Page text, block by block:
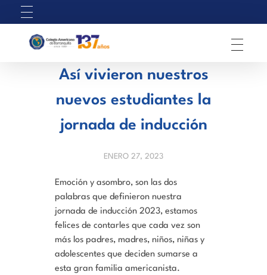
Así vivieron nuestros
nuevos estudiantes la
jornada de inducción
ENERO 27, 2023
Emoción y asombro, son las dos
palabras que definieron nuestra
jornada de inducción 2023, estamos
felices de contarles que cada vez son
más los padres, madres, niños, niñas y
adolescentes que deciden sumarse a
esta gran familia americanista.